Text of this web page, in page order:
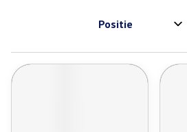
Sorteer op: